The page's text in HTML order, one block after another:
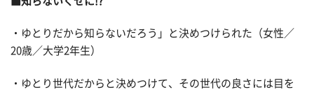
・ゆとりだから知らないだろう」と決めつけられた（女性／
20歳／大学2年生）
・ゆとり世代だからと決めつけて、その世代の良さには目を